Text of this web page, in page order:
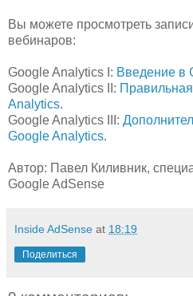
Вы можете просмотреть
вебинаров:
Google Analytics I: Введение в
Google Analytics II:
Analytics.
Google Analytics III:
Google Analytics.
Автор: Павел Киливник,
Google AdSense
Inside AdSense at 18:19
Поделиться